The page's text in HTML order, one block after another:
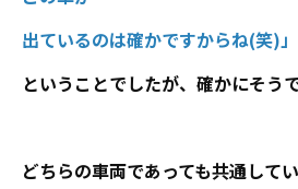
出ているのは確かですからね(笑)」
ということでしたが、確かにそうで
どちらの車両であっても共通して